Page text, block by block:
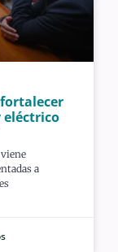
eléctrico
a